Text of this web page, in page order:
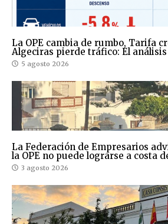
La OPE cambia de rumbo, Tarifa
Algeciras pierde tráfico: El análisis
5 agosto 2026
La Federación de Empresarios
la OPE no puede lograrse a costa
3 agosto 2026